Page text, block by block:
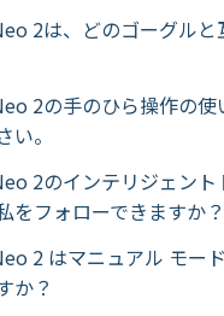
2は、どのゴーグル
2の手のひら操作の使
い。
2のインテリジェン
をフォローできますか？
2 はマニュアル モー
か？